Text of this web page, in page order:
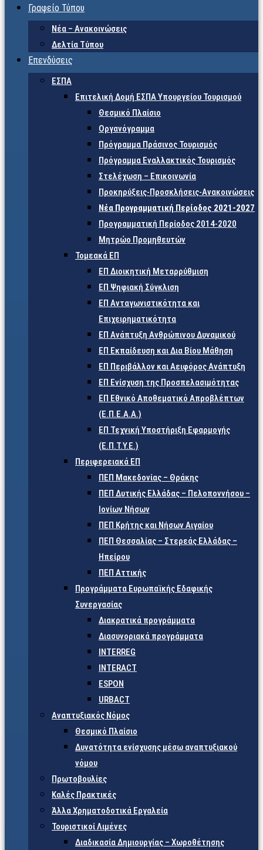
Γραφείο Τύπου
Νέα – Ανακοινώσεις
Δελτία Τύπου
Επενδύσεις
ΕΣΠΑ
Επιτελική Δομή ΕΣΠΑ Υπουργείου Τουρισμού
Θεσμικό Πλαίσιο
Οργανόγραμμα
Πρόγραμμα Πράσινος Τουρισμός
Πρόγραμμα Εναλλακτικός Τουρισμός
Στελέχωση – Επικοινωνία
Προκηρύξεις-Προσκλήσεις-Ανακοινώσεις
Νέα Προγραμματική Περίοδος 2021-2027
Προγραμματική Περίοδος 2014-2020
Μητρώο Προμηθευτών
Τομεακά ΕΠ
ΕΠ Διοικητική Μεταρρύθμιση
ΕΠ Ψηφιακή Σύγκλιση
ΕΠ Ανταγωνιστικότητα και
Επιχειρηματικότητα
ΕΠ Ανάπτυξη Ανθρώπινου Δυναμικού
ΕΠ Εκπαίδευση και Δια Βίου Μάθηση
ΕΠ Περιβάλλον και Αειφόρος Ανάπτυξη
ΕΠ Ενίσχυση της Προσπελασιμότητας
ΕΠ Εθνικό Αποθεματικό Απροβλέπτων
(Ε.Π.Ε.Α.Α.)
ΕΠ Τεχνική Υποστήριξη Εφαρμογής
(Ε.Π.Τ.Υ.Ε.)
Περιφερειακά ΕΠ
ΠΕΠ Μακεδονίας – Θράκης
ΠΕΠ Δυτικής Ελλάδας – Πελοποννήσου –
Ιονίων Νήσων
ΠΕΠ Κρήτης και Νήσων Αιγαίου
ΠΕΠ Θεσσαλίας – Στερεάς Ελλάδας –
Ηπείρου
ΠΕΠ Αττικής
Προγράμματα Ευρωπαϊκής Εδαφικής
Συνεργασίας
Διακρατικά προγράμματα
Διασυνοριακά προγράμματα
INTERREG
INTERACT
ESPON
URBACT
Αναπτυξιακός Νόμος
Θεσμικό Πλαίσιο
Δυνατότητα ενίσχυσης μέσω αναπτυξιακού
νόμου
Πρωτοβουλίες
Καλές Πρακτικές
Άλλα Χρηματοδοτικά Εργαλεία
Τουριστικοί Λιμένες
Διαδικασία Δημιουργίας – Χωροθέτησης